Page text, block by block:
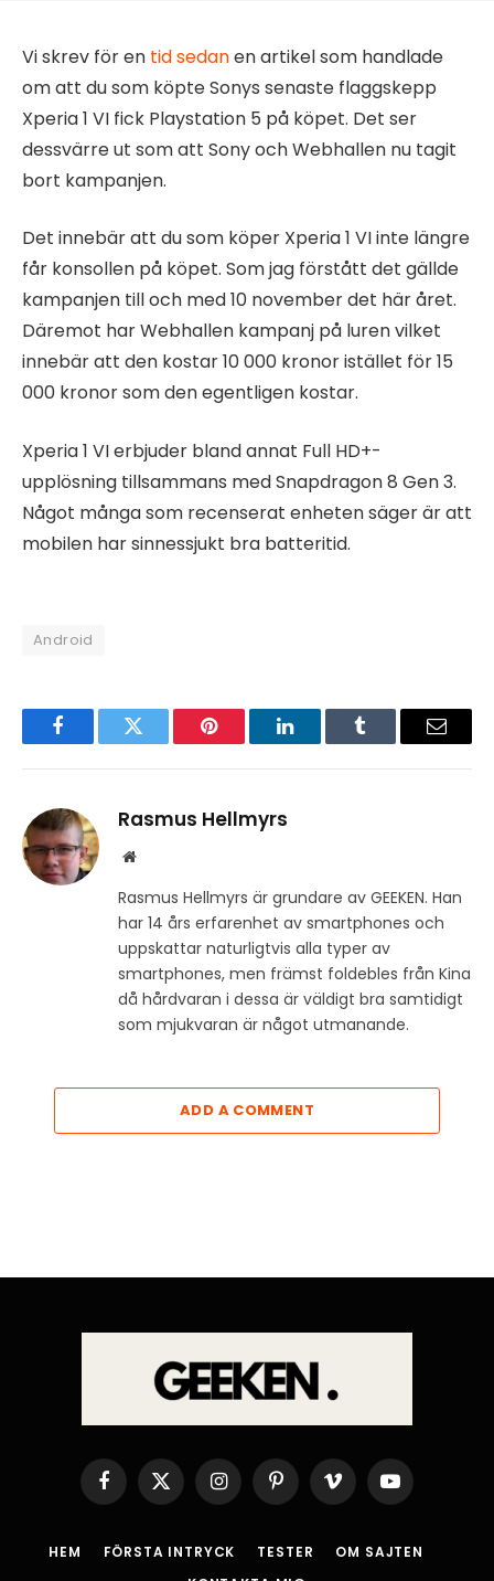
Vi skrev för en tid sedanen artikel som handlade
om att du som köpte Sonys senaste flaggskepp
Xperia 1 VI fick Playstation 5 på köpet. Det ser
dessvärre ut som att Sony och Webhallen nu tagit
bort kampanjen.
Det innebär att du som köper Xperia 1 VI inte längre
får konsollen på köpet. Som jag förstått det gällde
kampanjen till och med 10 november det här året.
Däremot har Webhallen kampanj på luren vilket
innebär att den kostar 10 000 kronor istället för 15
000 kronor som den egentligen kostar.
Xperia 1 VI erbjuder bland annat Full HD+-
upplösning tillsammans med Snapdragon 8 Gen 3.
Något många som recenserat enheten säger är att
mobilen har sinnessjukt bra batteritid.
Android
FacebookTwitter Pinterest LinkedInTumblr Email
Rasmus Hellmyrs
Website
Rasmus Hellmyrs är grundare av GEEKEN. Han
har 14 års erfarenhet av smartphones och
uppskattar naturligtvis alla typer av
smartphones, men främst foldebles från Kina
då hårdvaran i dessa är väldigt bra samtidigt
som mjukvaran är något utmanande.
ADD A COMMENT
Facebook
X
(Twitter)
InstagramPinterestVimeo YouTube
HEM FÖRSTA INTRYCK TESTER
OM SAJTEN